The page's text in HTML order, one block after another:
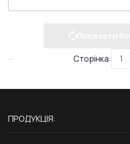
Сторінка:
ПРОДУКЦІЯ: